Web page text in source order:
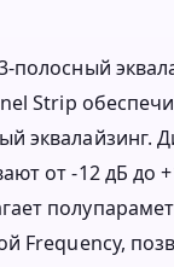
полосный
Strip
эквалайзинг.
от -12 дБ до
Frequency,